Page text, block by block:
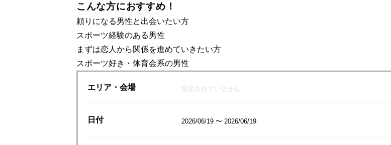
こんな方におすすめ！
頼りになる男性と出会いたい方
スポーツ経験のある男性
まずは恋人から関係を進めていきたい方
スポーツ好き・体育会系の男性
エリア・会場 指定されていません
日付 2026/06/19 〜 2026/06/19